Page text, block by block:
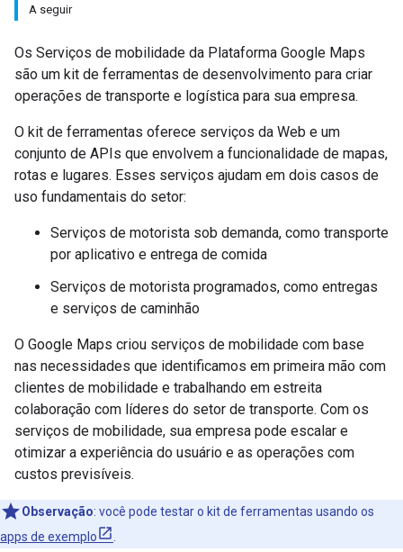
A seguir
Os Serviços de mobilidade da Plataforma Google Maps
são um kit de ferramentas de desenvolvimento para criar
operações de transporte e logística para sua empresa.
O kit de ferramentas oferece serviços da Web e um
conjunto de APIs que envolvem a funcionalidade de mapas,
rotas e lugares. Esses serviços ajudam em dois casos de
uso fundamentais do setor:
Serviços de motorista sob demanda, como transporte
por aplicativo e entrega de comida
Serviços de motorista programados, como entregas
e serviços de caminhão
O Google Maps criou serviços de mobilidade com base
nas necessidades que identificamos em primeira mão com
clientes de mobilidade e trabalhando em estreita
colaboração com líderes do setor de transporte. Com os
serviços de mobilidade, sua empresa pode escalar e
otimizar a experiência do usuário e as operações com
custos previsíveis.
Observação: você pode testar o kit de ferramentas usando os
apps de exemplo